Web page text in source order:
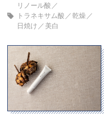
リノール酸
トラネキサム酸
乾燥
日焼け
美白